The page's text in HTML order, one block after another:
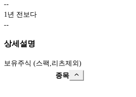
--
1년 전보다
--
상세설명
보유주식 (스팩,리츠제외)
종목